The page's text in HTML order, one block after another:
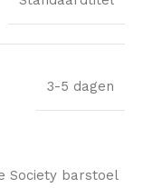
3-5 dagen
Society barstoel